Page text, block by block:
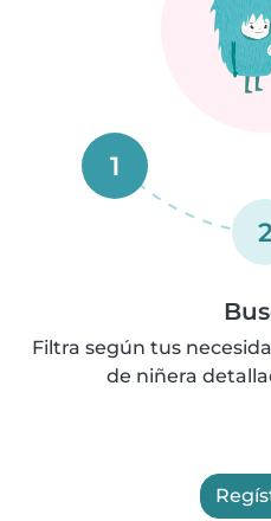
1
2
Filtra según tus
de niñera